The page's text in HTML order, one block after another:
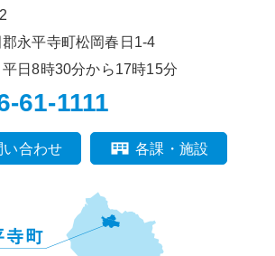
永平寺町松岡春日1-4
日8時30分から17時15分
61-1111
い合わせ 各課・施設